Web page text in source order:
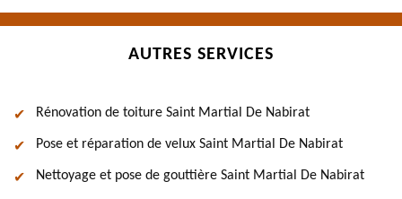
AUTRES SERVICES
Rénovation de toiture Saint Martial De Nabirat
Pose et réparation de velux Saint Martial De Nabirat
Nettoyage et pose de gouttière Saint Martial De Nabirat